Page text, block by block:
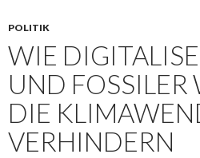
POLITIK
WIE
UND
DIE
VERHINDERN